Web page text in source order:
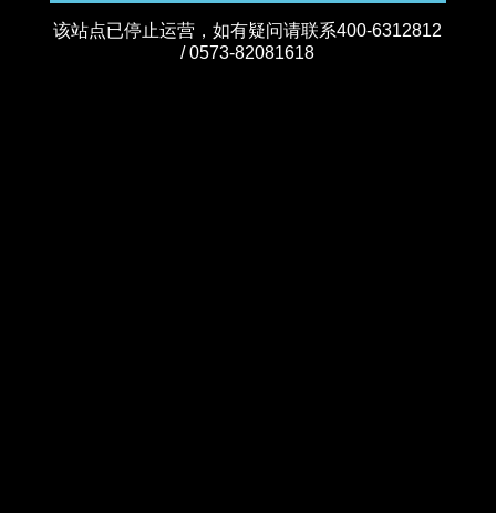
该站点已停止运营，如有疑问请联系400-6312812
/ 0573-82081618